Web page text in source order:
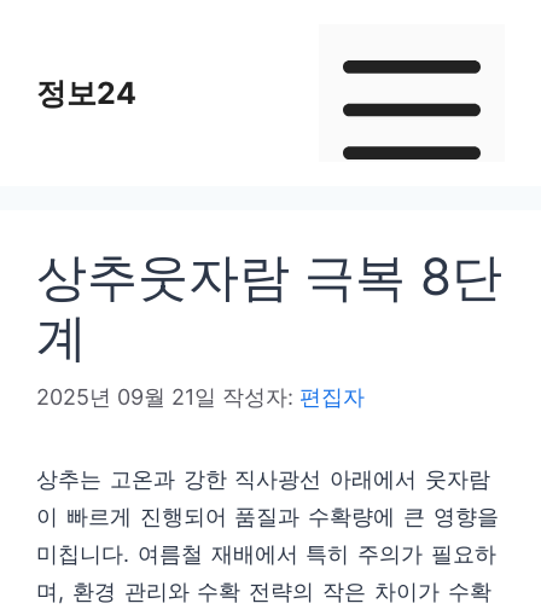
정보24
상추웃자람 극복 8단
계
2025년 09월 21일 작성자: 편집자
상추는 고온과 강한 직사광선 아래에서 웃자람
이 빠르게 진행되어 품질과 수확량에 큰 영향을
미칩니다. 여름철 재배에서 특히 주의가 필요하
며, 환경 관리와 수확 전략의 작은 차이가 수확